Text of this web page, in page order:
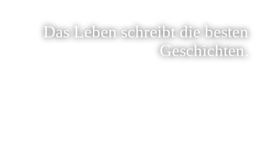
Das Leben schreibt die besten
Geschichten.